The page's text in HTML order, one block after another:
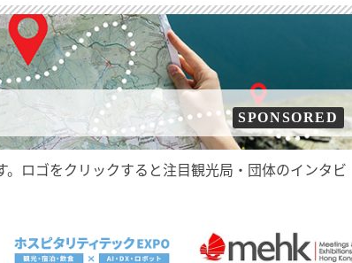
SPONSORED
ロゴをクリックすると注目観光局・団体のインタビ